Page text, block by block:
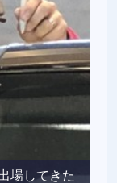
場してきた